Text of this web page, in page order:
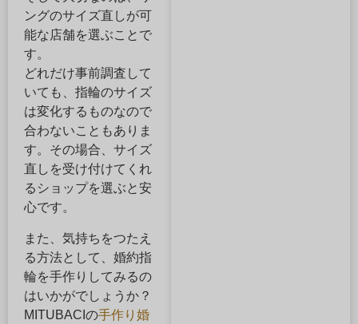
ングのサイズ直しが可
能な店舗を選ぶことで
す。
どれだけ事前調査して
いても、指輪のサイズ
は変化するものなので
合わないこともありま
す。その場合、サイズ
直しを受け付けてくれ
るショップを選ぶと安
心です。
また、気持ちをつたえ
る方法として、婚約指
輪を手作りしてみるの
はいかがでしょうか？
MITUBACIの手作り婚